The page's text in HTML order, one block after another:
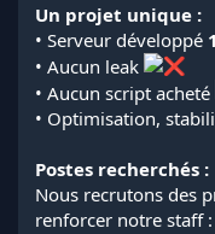
s
c
u
s
s
i
n
Un projet unique :
• Serveur développé
• Aucun leak
• Aucun script acheté
• Optimisation,
Postes recherchés :
Nous recrutons des
renforcer notre staff :